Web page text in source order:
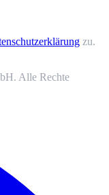
zu.
Alle Rechte